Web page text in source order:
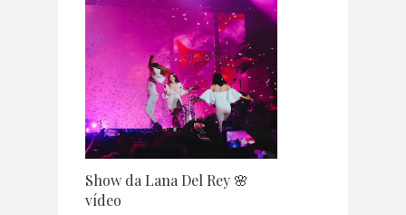
Show da Lana Del Rey 🌸
vídeo